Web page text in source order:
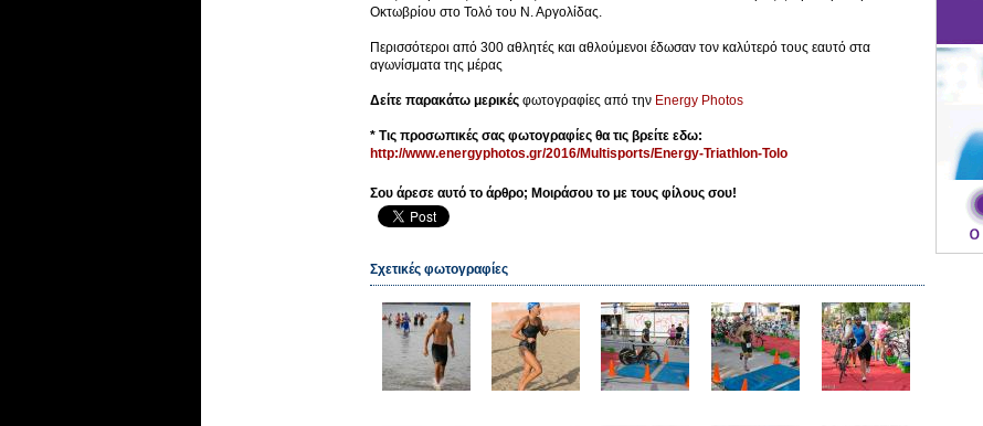
Οκτωβρίου στο Τολό του Ν. Αργολίδας.
Περισσότεροι από 300 αθλητές και αθλούμενοι έδωσαν τον καλύτερό τους εαυτό στα
αγωνίσματα της μέρας
Δείτε παρακάτω μερικές φωτογραφίες από την Energy Photos
* Τις προσωπικές σας φωτογραφίες θα τις βρείτε εδω:
http://www.energyphotos.gr/2016/Multisports/Energy-Triathlon-Tolo
Σου άρεσε αυτό το άρθρο; Μοιράσου το με τους φίλους σου!
Σχετικές φωτογραφίες